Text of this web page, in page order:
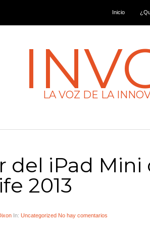
Inicio
LA VOZ DE LA
del iPad Mini
2013
In: Uncategorized No hay comentarios